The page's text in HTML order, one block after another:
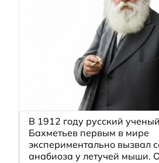
В 1912 году русский
Бахметьев первым в мире
экспериментально вызвал
анабиоза у летучей мыши.